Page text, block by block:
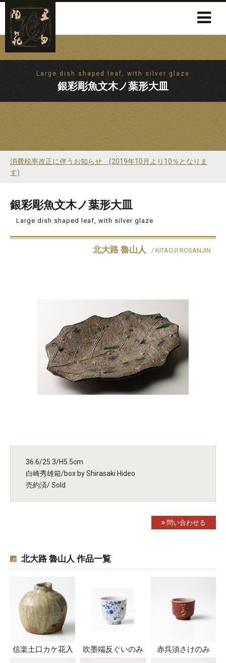
Large dish shaped leaf, with silver glaze
銀彩彫魚文木ノ葉形大皿
消費税率改正に伴うお知らせ (2019年10月より10％となりま
す)
銀彩彫魚文木ノ葉形大皿
Large dish shaped leaf, with silver glaze
北大路 魯山人 / KITAOJI ROSANJIN
36.6/25.3/H5.5cm
白崎秀雄箱/box by Shirasaki Hideo
売約済/ Sold
問い合わせる
北大路 魯山人 作品一覧
信楽土口カケ花入 吹墨端反ぐいのみ 赤呉須さけのみ